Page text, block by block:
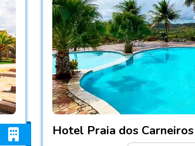
Hotel Praia dos Carneiros